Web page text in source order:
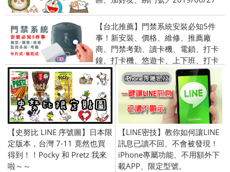
【台北推薦】門禁系統安裝必知5件
事！新安裝、價格、維修、推薦廠
商、門禁考勤、讀卡機、電鎖、打卡
鐘、打卡機、悠遊卡、上下班、打卡
【史努比 LINE 序號圖】日本限
定版本，台灣 7-11 竟然也買
得到！！Pocky 和 Pretz 我來
啦～～
【LINE密技】教你如何讓LINE
訊息已讀不回、不會被發現！
iPhone專屬功能、不用額外下
載APP、限定型號。